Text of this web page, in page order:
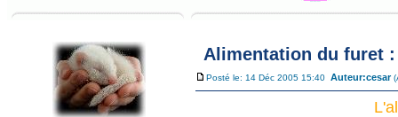
Alimentation du furet
Posté le: 14 Déc 2005 15:40 Auteur:cesar